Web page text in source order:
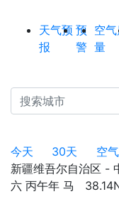
天气预
报
预
警
空
量
今天 30天 空气
新疆维吾尔自治区
六 丙午年 马